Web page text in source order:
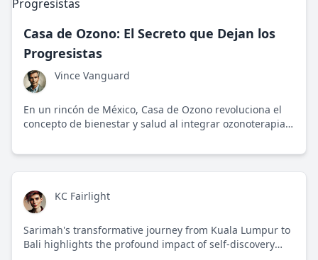
Casa de Ozono: El Secreto que Dejan los
Progresistas
Vince Vanguard
En un rincón de México, Casa de Ozono revoluciona el
concepto de bienestar y salud al integrar ozonoterapia,
KC Fairlight
Sarimah's transformative journey from Kuala Lumpur to
Bali highlights the profound impact of self-discovery